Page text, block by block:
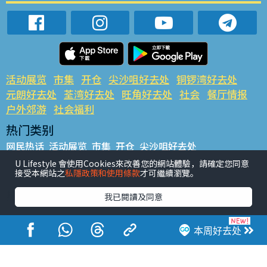
本周好去处
活动展览 市集 开仓 尖沙咀好去处 铜锣湾好去处
元朗好去处 荃湾好去处 旺角好去处 社会 餐厅情报
户外郊游 社会福利
热门类别
网民热话 活动展览 市集 开仓 尖沙咀好去处
铜锣湾好去处 元朗好去处 荃湾好去处 旺角好去处 社会
餐厅情报 户外郊游
热门标签
#UGO揾好去处 #人气活动推介 #美食社群热话
#亲子玩乐好去处
#ULifestyle应用程式
#限时抢
#UJetso礼物放送
#ULifestyle商户中心 #著数 #网络热话
U Lifestyle 會使用Cookies來改善您的網站體驗，請確定您同意
接受本網站之私隱政策和使用條款才可繼續瀏覽。
我已閱讀及同意